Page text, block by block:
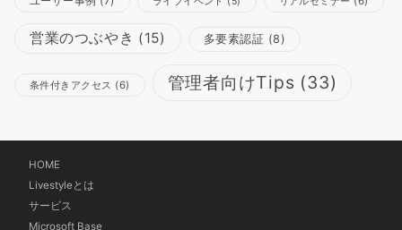
営業のつぶやき (15) 多要素認証 (8)
条件付きアクセス (6) 管理者向けTips (33)
HOME
Livestyleとは
サービス
Microsoft Base